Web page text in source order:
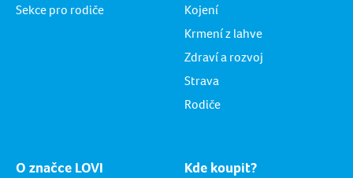
Sekce pro rodiče
Kojení
Krmení z lahve
Zdraví a rozvoj
Strava
Rodiče
O značce LOVI Kde koupit?